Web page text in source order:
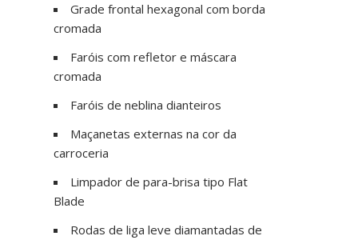
Grade frontal hexagonal com borda
cromada
Faróis com refletor e máscara
cromada
Faróis de neblina dianteiros
Maçanetas externas na cor da
carroceria
Limpador de para-brisa tipo Flat
Blade
Rodas de liga leve diamantadas de